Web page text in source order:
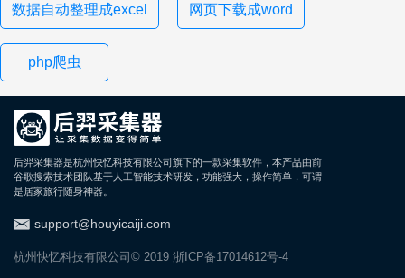
数据自动整理成excel 网页下载成word
php爬虫
后羿采集器是杭州快忆科技有限公司旗下的一款采集软件，本产品由前
谷歌搜索技术团队基于人工智能技术研发，功能强大，操作简单，可谓
是居家旅行随身神器。
support@houyicaiji.com
杭州快忆科技有限公司© 2019 浙ICP备17014612号-4